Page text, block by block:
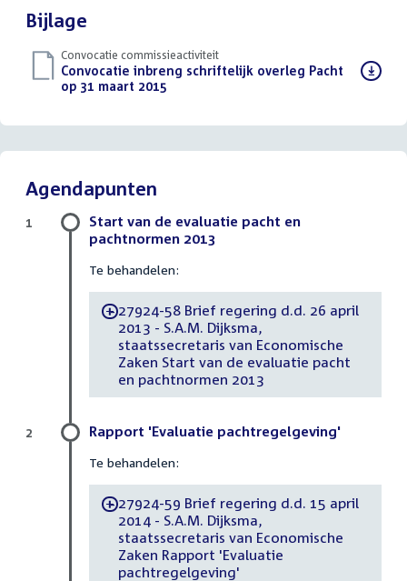
Bijlage
Convocatie commissieactiviteit
Download
bestand:
Convocatie inbreng schriftelijk overleg Pacht
op 31 maart 2015
Agendapunten
Start van de evaluatie pacht en
pachtnormen 2013
Te behandelen:
-27924-58 Brief regering d.d. 26 april
2013 - S.A.M. Dijksma,
staatssecretaris van Economische
Zaken Start van de evaluatie pacht
en pachtnormen 2013
1
Rapport 'Evaluatie pachtregelgeving'
Te behandelen:
-27924-59 Brief regering d.d. 15 april
2014 - S.A.M. Dijksma,
staatssecretaris van Economische
Zaken Rapport 'Evaluatie
pachtregelgeving'
2